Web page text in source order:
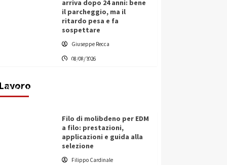
arriva dopo 24 anni: bene
il parcheggio, ma il
ritardo pesa e fa
sospettare
Giuseppe Recca
08/08/2026
Lavoro
L’ingegnere saccense Buscarnera
partner chiave di un progetto
transnazionale per la transizione
Filippo Cardinale
Filo di molibdeno per EDM
a filo: prestazioni,
applicazioni e guida alla
selezione
Filippo Cardinale